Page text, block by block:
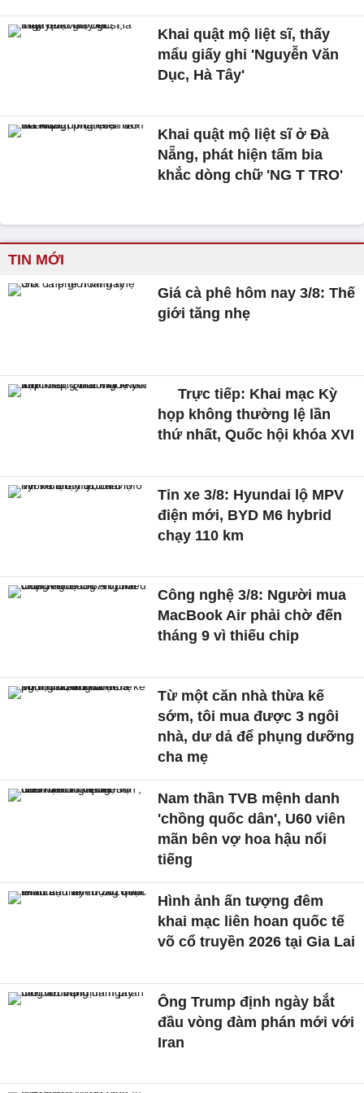
Khai quật mộ liệt sĩ, thấy
mẩu giấy ghi 'Nguyễn Văn
Dục, Hà Tây'
Khai quật mộ liệt sĩ ở Đà
Nẵng, phát hiện tấm bia
khắc dòng chữ 'NG T TRO'
TIN MỚI
Giá cà phê hôm nay 3/8: Thế
giới tăng nhẹ
Trực tiếp: Khai mạc Kỳ
họp không thường lệ lần
thứ nhất, Quốc hội khóa XVI
Tin xe 3/8: Hyundai lộ MPV
điện mới, BYD M6 hybrid
chạy 110 km
Công nghệ 3/8: Người mua
MacBook Air phải chờ đến
tháng 9 vì thiếu chip
Từ một căn nhà thừa kế
sớm, tôi mua được 3 ngôi
nhà, dư dả để phụng dưỡng
cha mẹ
Nam thần TVB mệnh danh
'chồng quốc dân', U60 viên
mãn bên vợ hoa hậu nổi
tiếng
Hình ảnh ấn tượng đêm
khai mạc liên hoan quốc tế
võ cổ truyền 2026 tại Gia Lai
Ông Trump định ngày bắt
đầu vòng đàm phán mới với
Iran